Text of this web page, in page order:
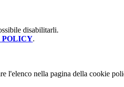
disabilitarli.
POLICY.
l'elenco nella pagina della cookie